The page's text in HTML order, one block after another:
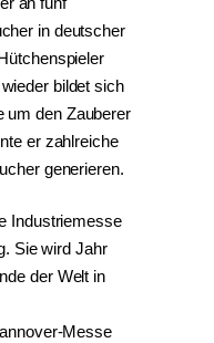
in deutscher
bildet sich
um den Zauberer
er zahlreiche
generieren.
Industriemesse
Sie wird Jahr
der Welt in
Messe